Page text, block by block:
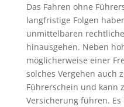
Das Fahren ohne
langfristige Folgen
unmittelbaren
hinausgehen. Neben
möglicherweise einer
solches Vergehen auch
Führerschein und kann
Versicherung führen.